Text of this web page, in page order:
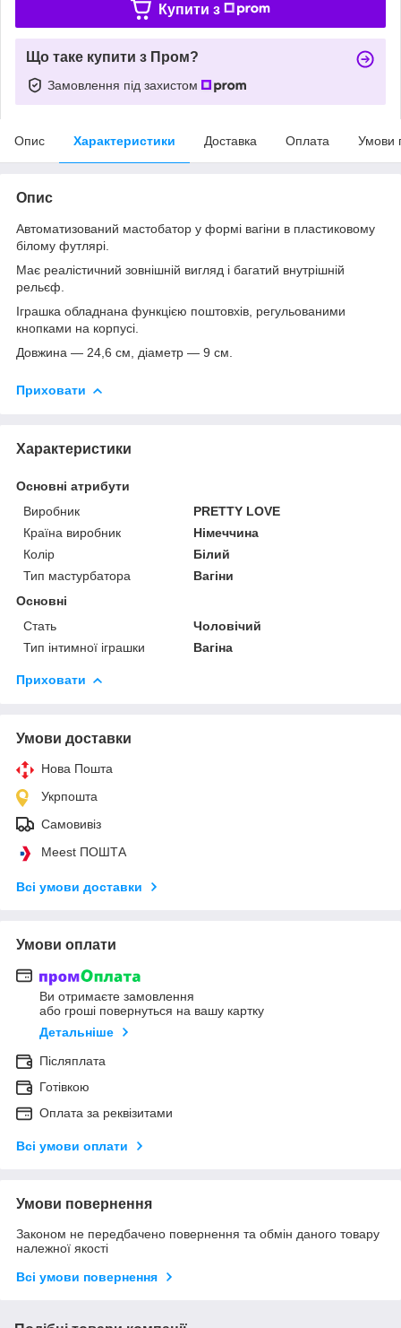
Купити з
Що таке купити з Пром?
Замовлення під захистом
Опис Характеристики Доставка Оплата Умови
Опис
Автоматизований мастобатор у формі вагіни в пластиковому
білому футлярі.
Має реалістичний зовнішній вигляд і багатий внутрішній
рельєф.
Іграшка обладнана функцією поштовхів, регульованими
кнопками на корпусі.
Довжина — 24,6 см, діаметр — 9 см.
Приховати
Характеристики
Основні атрибути
Виробник
PRETTY LOVE
Країна виробник
Німеччина
Колір
Білий
Тип мастурбатора
Вагіни
Основні
Стать
Чоловічий
Тип інтимної іграшки
Вагіна
Приховати
Умови доставки
Нова Пошта
Укрпошта
Самовивіз
Meest ПОШТА
Всі умови доставки
Умови оплати
Ви отримаєте замовлення
або гроші повернуться на вашу картку
Детальніше
Післяплата
Готівкою
Оплата за реквізитами
Всі умови оплати
Умови повернення
Законом не передбачено повернення та обмін даного товару
належної якості
Всі умови повернення